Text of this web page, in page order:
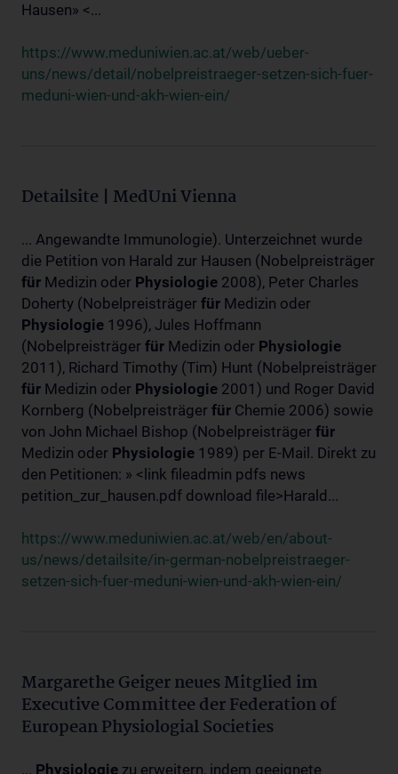
Hausen» <...
https://www.meduniwien.ac.at/web/ueber-
uns/news/detail/nobelpreistraeger-setzen-sich-fuer-
meduni-wien-und-akh-wien-ein/
Detailsite | MedUni Vienna
... Angewandte Immunologie). Unterzeichnet wurde
die Petition von Harald zur Hausen (Nobelpreisträger
für Medizin oder Physiologie 2008), Peter Charles
Doherty (Nobelpreisträger für Medizin oder
Physiologie 1996), Jules Hoffmann
(Nobelpreisträger für Medizin oder Physiologie
2011), Richard Timothy (Tim) Hunt (Nobelpreisträger
für Medizin oder Physiologie 2001) und Roger David
Kornberg (Nobelpreisträger für Chemie 2006) sowie
von John Michael Bishop (Nobelpreisträger für
Medizin oder Physiologie 1989) per E-Mail. Direkt zu
den Petitionen: » <link fileadmin pdfs news
petition_zur_hausen.pdf download file>Harald...
https://www.meduniwien.ac.at/web/en/about-
us/news/detailsite/in-german-nobelpreistraeger-
setzen-sich-fuer-meduni-wien-und-akh-wien-ein/
Margarethe Geiger neues Mitglied im
Executive Committee der Federation of
European Physiologial Societies
... Physiologie zu erweitern, indem geeignete